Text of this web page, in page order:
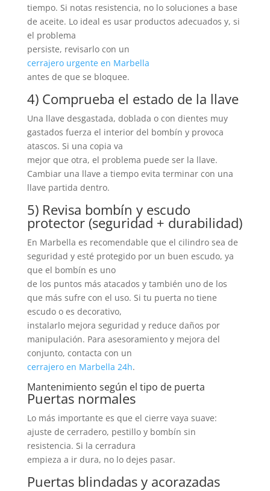
tiempo. Si notas resistencia, no lo soluciones a base
de aceite. Lo ideal es usar productos adecuados y, si
el problema
persiste, revisarlo con un
cerrajero urgente en Marbella
antes de que se bloquee.
4) Comprueba el estado de la llave
Una llave desgastada, doblada o con dientes muy
gastados fuerza el interior del bombín y provoca
atascos. Si una copia va
mejor que otra, el problema puede ser la llave.
Cambiar una llave a tiempo evita terminar con una
llave partida dentro.
5) Revisa bombín y escudo
protector (seguridad + durabilidad)
En Marbella es recomendable que el cilindro sea de
seguridad y esté protegido por un buen escudo, ya
que el bombín es uno
de los puntos más atacados y también uno de los
que más sufre con el uso. Si tu puerta no tiene
escudo o es decorativo,
instalarlo mejora seguridad y reduce daños por
manipulación. Para asesoramiento y mejora del
conjunto, contacta con un
cerrajero en Marbella 24h.
Mantenimiento según el tipo de puerta
Puertas normales
Lo más importante es que el cierre vaya suave:
ajuste de cerradero, pestillo y bombín sin
resistencia. Si la cerradura
empieza a ir dura, no lo dejes pasar.
Puertas blindadas y acorazadas